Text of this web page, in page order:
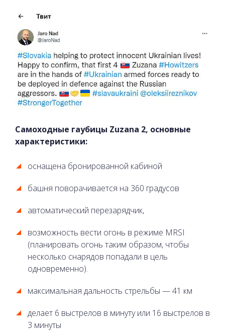
Самоходные гаубицы Zuzana 2, основные
характеристики:
оснащена бронированной кабиной
башня поворачивается на 360 градусов
автоматический перезарядчик,
возможность вести огонь в режиме MRSI
(планировать огонь таким образом, чтобы
несколько снарядов попадали в цель
одновременно).
максимальная дальность стрельбы — 41 км
делает 6 выстрелов в минуту или 16 выстрелов в
3 минуты